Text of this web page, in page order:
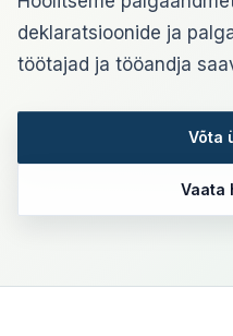
deklaratsioonide ja
töötajad ja tööandja
Võta
Vaata